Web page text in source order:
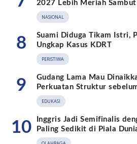
2027 Lebih Meriah
NASIONAL
8
Suami Diduga Tikam Istri,
Ungkap Kasus KDRT
PERISTIWA
9
Gudang Lama Mau
Perkuatan Struktur
EDUKASI
10
Inggris Jadi Semifinalis
Paling Sedikit di Piala